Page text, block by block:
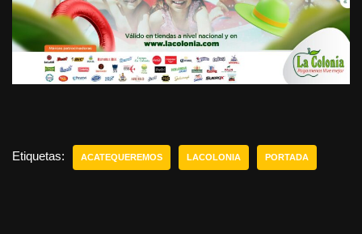
Etiquetas: ACATEQUEREMOS LACOLONIA PORTADA